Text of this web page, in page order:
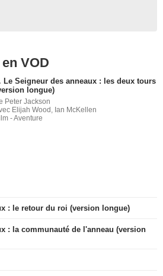
VOD
Le Seigneur des anneaux : les deux tours
longue)
Peter Jackson
Elijah Wood, Ian McKellen
- Aventure
: le retour du roi (version longue)
: la communauté de l'anneau (version